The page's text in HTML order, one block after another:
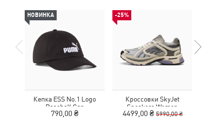
НОВИНКА
Кепка ESS No.1 Logo
Baseball Cap
790,00 ₴
-25%
Кроссовки SkyJet
Sneakers Women
4499,00 ₴ 5990,00 ₴